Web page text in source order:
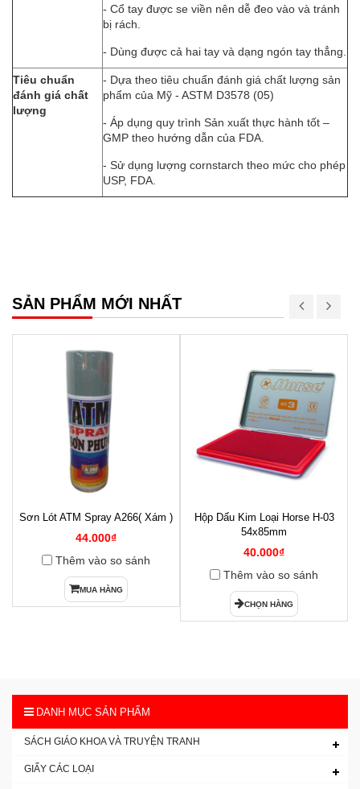
- Cổ tay được se viền nên dễ đeo vào và tránh
bị rách.
- Dùng được cả hai tay và dạng ngón tay thẳng.
Tiêu chuẩn
đánh giá chất
lượng
- Dựa theo tiêu chuẩn đánh giá chất lượng sản
phẩm của Mỹ - ASTM D3578 (05)
- Áp dụng quy trình Sản xuất thực hành tốt –
GMP theo hướng dẫn của FDA.
- Sử dụng lượng cornstarch theo mức cho phép
USP, FDA.
SẢN PHẨM MỚI NHẤT
Sơn Lót ATM Spray A266( Xám )
44.000₫
Thêm vào so sánh
MUA HÀNG
Hộp Dấu Kim Loại Horse H-03
54x85mm
40.000₫
Thêm vào so sánh
CHỌN HÀNG
DANH MỤC SẢN PHẨM
SÁCH GIÁO KHOA VÀ TRUYỆN TRANH
GIẤY CÁC LOẠI